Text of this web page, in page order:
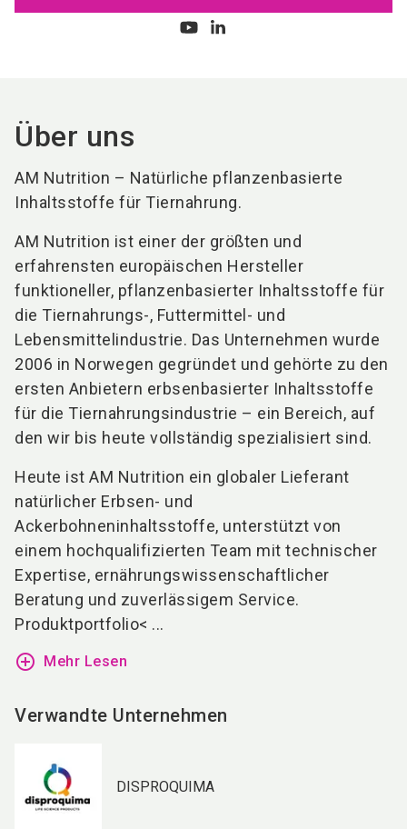
Über uns
AM Nutrition – Natürliche pflanzenbasierte
Inhaltsstoffe für Tiernahrung.
AM Nutrition ist einer der größten und
erfahrensten europäischen Hersteller
funktioneller, pflanzenbasierter Inhaltsstoffe für
die Tiernahrungs-, Futtermittel- und
Lebensmittelindustrie. Das Unternehmen wurde
2006 in Norwegen gegründet und gehörte zu den
ersten Anbietern erbsenbasierter Inhaltsstoffe
für die Tiernahrungsindustrie – ein Bereich, auf
den wir bis heute vollständig spezialisiert sind.
Heute ist AM Nutrition ein globaler Lieferant
natürlicher Erbsen- und
Ackerbohneninhaltsstoffe, unterstützt von
einem hochqualifizierten Team mit technischer
Expertise, ernährungswissenschaftlicher
Beratung und zuverlässigem Service.
Produktportfolio< ...
add_circle_outline Mehr Lesen
Verwandte Unternehmen
DISPROQUIMA